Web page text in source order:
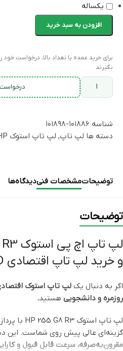
یکساله
افزودن به سبد خرید
برای خرید عمده یا تعداد بالا، درخواست
بگیرند
شناسه ۱۰۱۸۸۶-۱۰۱۸۹۸
دسته ها لپ تاپ, لپ تاپ استوک HP
توضیحاتمشخصات فنیدیدگاه‌ها
توضیحات
و خرید لپ تاپ اقتصادی AMD استوک
اگر به دنبال یک لپ تاپ استوک
روزمره و دانشجویی هستید،
گزینه‌ای عالی پیش روی شماست. این
مقرون‌به‌صرفه، سرعت قابل قبول و